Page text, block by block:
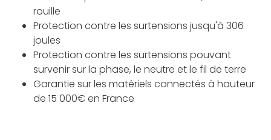
rouille
Protection contre les surtensions jusqu'à 306
joules
Protection contre les surtensions pouvant
survenir sur la phase, le neutre et le fil de terre
Garantie sur les matériels connectés à hauteur
de 15 000€ en France